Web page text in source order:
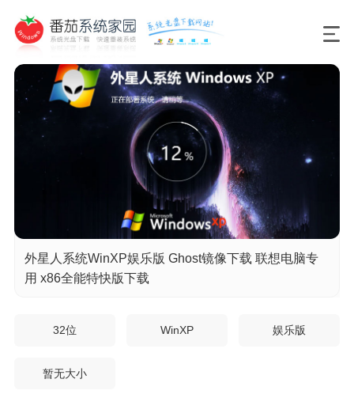
外星人系统WinXP娱乐版 Ghost镜像下载 联想电脑专
用 x86全能特快版下载
32位 WinXP 娱乐版
暂无大小